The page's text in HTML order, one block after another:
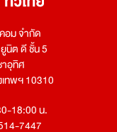
อม จำกัด
นิต ดี ชั้น 5
อุทิศ
เทพฯ 10310
18:00 น.
7447